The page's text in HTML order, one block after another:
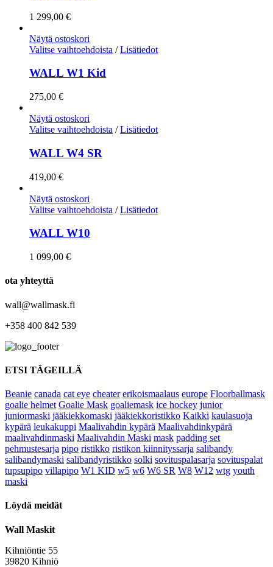
1 299,00 €
Näytä ostoskori
Valitse vaihtoehdoista / Lisätiedot
WALL W1 Kid
275,00 €
Näytä ostoskori
Valitse vaihtoehdoista / Lisätiedot
WALL W4 SR
419,00 €
Näytä ostoskori
Valitse vaihtoehdoista / Lisätiedot
WALL W10
1 099,00 €
ota yhteyttä
wall@wallmask.fi
+358 400 842 539
ETSI TÄGEILLÄ
Beanie canada cat eye cheater erikoismaalaus europe Floorballmask
goalie helmet Goalie Mask goaliemask ice hockey junior
juniormaski jääkiekkomaski jääkiekkoristikko Kaikki kaulasuoja
kypärä leukakuppi Maalivahdin kypärä Maalivahdinkypärä
maalivahdinmaski Maalivahdin Maski mask padding set
pehmustesarja pipo ristikko ristikon kiinnityssarja salibandy
salibandymaski salibandyristikko solki sovituspalasarja sovituspalat
tupsupipo villapipo W1 KID w5 w6 W6 SR W8 W12 wtg youth
maski
Löydä meidät
Wall Maskit
Kihniöntie 55
39820 Kihniö